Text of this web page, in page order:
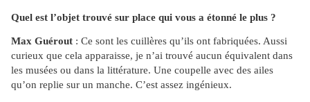
Quel est l’objet trouvé sur place qui vous a étonné le plus ?
Max Guérout : Ce sont les cuillères qu’ils ont fabriquées. Aussi
curieux que cela apparaisse, je n’ai trouvé aucun équivalent dans
les musées ou dans la littérature. Une coupelle avec des ailes
qu’on replie sur un manche. C’est assez ingénieux.